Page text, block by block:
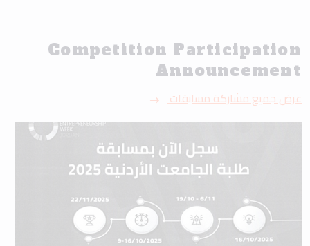
Competition Participation
Announcement
عرض جميع مشاركة مسابقات